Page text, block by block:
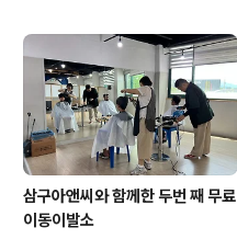
삼구아앤씨와 함께한 두번 째 무료
이동이발소